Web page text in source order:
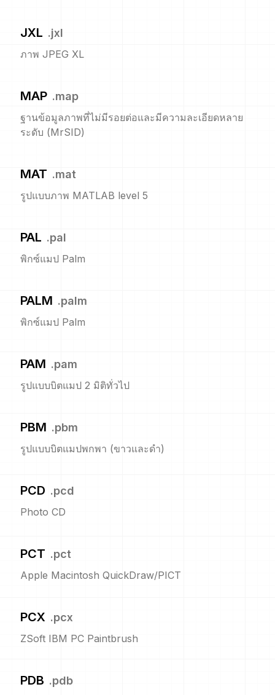
JXL .jxl
ภาพ JPEG XL
MAP .map
ฐานข้อมูลภาพที่ไม่มีรอยต่อและมีความละเอียดหลาย
ระดับ (MrSID)
MAT .mat
รูปแบบภาพ MATLAB level 5
PAL .pal
พิกซ์แมป Palm
PALM .palm
พิกซ์แมป Palm
PAM .pam
รูปแบบบิตแมป 2 มิติทั่วไป
PBM .pbm
รูปแบบบิตแมปพกพา (ขาวและดำ)
PCD .pcd
Photo CD
PCT .pct
Apple Macintosh QuickDraw/PICT
PCX .pcx
ZSoft IBM PC Paintbrush
PDB .pdb